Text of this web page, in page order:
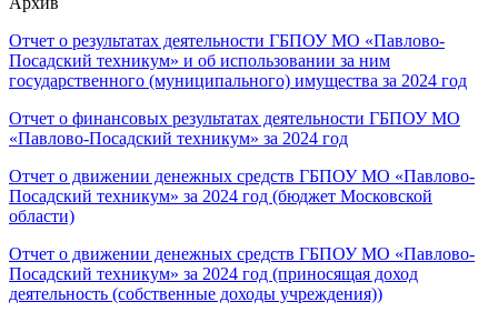
Отчет о результатах деятельности ГБПОУ МО «Павлово-
Посадский техникум» и об использовании за ним
государственного (муниципального) имущества за 2024 год
Отчет о финансовых результатах деятельности ГБПОУ МО
«Павлово-Посадский техникум» за 2024 год
Отчет о движении денежных средств ГБПОУ МО «Павлово-
Посадский техникум» за 2024 год (бюджет Московской
области)
Отчет о движении денежных средств ГБПОУ МО «Павлово-
Посадский техникум» за 2024 год (приносящая доход
деятельность (собственные доходы учреждения))